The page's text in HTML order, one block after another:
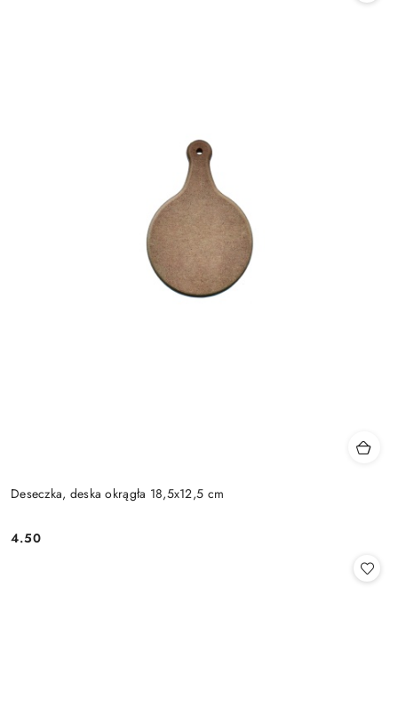
Deseczka, deska okrągła 18,5x12,5 cm
Cena:
4.50